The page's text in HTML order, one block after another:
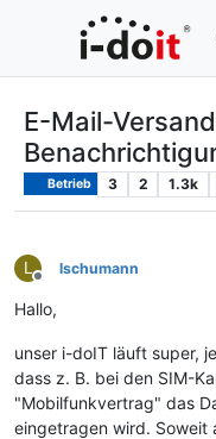
E-Mail-
Betrieb 3 2 1.3k
L
Offline
lschumann
Hallo,
unser i-doIT läuft super,
dass z. B. bei den SIM-
"Mobilfunkvertrag" das
eingetragen wird. Soweit